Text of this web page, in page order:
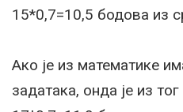
15*0,7=10,5 бодова из
Ако је из математике
задатака, онда је из